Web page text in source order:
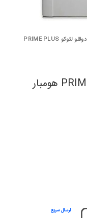
یخچال فریزر دوقلو لئوکو PRIME PLUS
یخچال فریزر دوقلو لئوکو PRIME PLUS هومبار
ارسال سریع